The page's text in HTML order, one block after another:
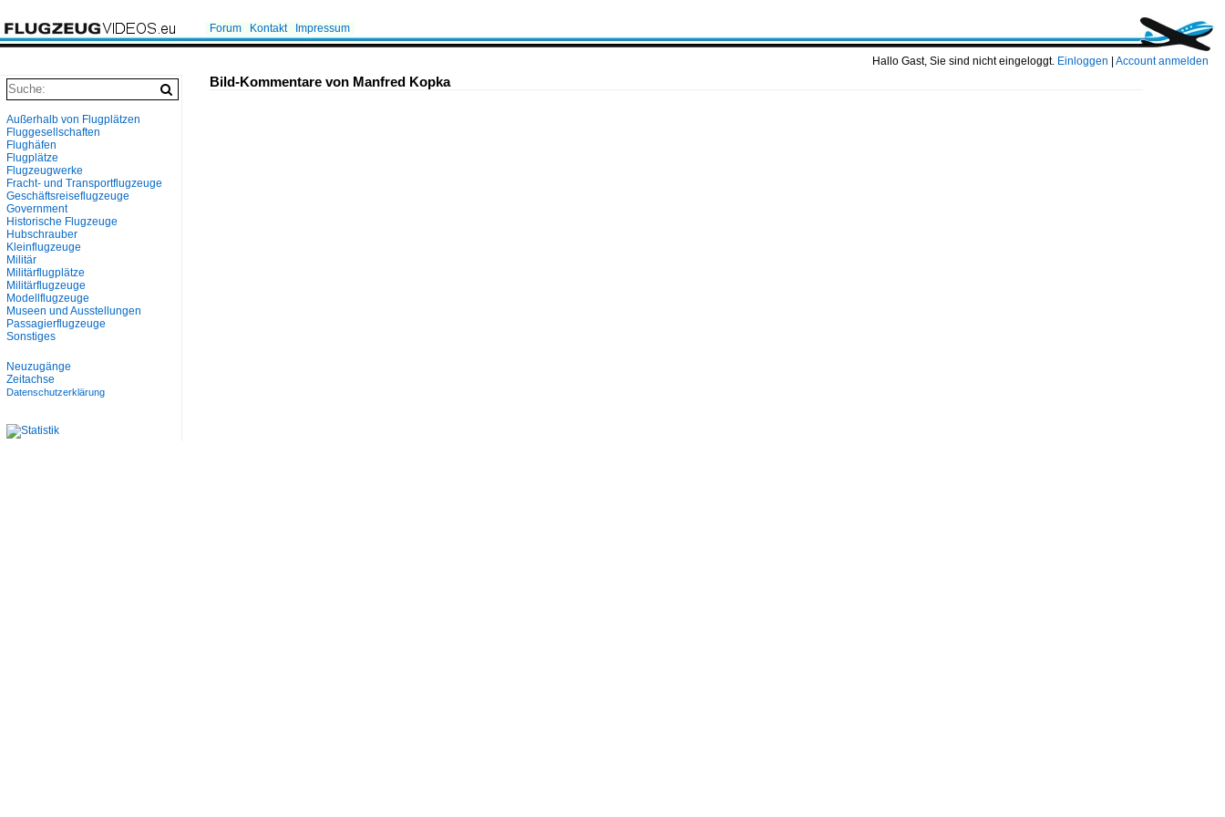
Hallo Gast, Sie sind nicht eingeloggt. Einloggen Account anmelden
Forum Kontakt Impressum
Bild-Kommentare von Manfred Kopka
Außerhalb von Flugplätzen
Fluggesellschaften
Flughäfen
Flugplätze
Flugzeugwerke
Fracht- und Transportflugzeuge
Geschäftsreiseflugzeuge
Government
Historische Flugzeuge
Hubschrauber
Kleinflugzeuge
Militär
Militärflugplätze
Militärflugzeuge
Modellflugzeuge
Museen und Ausstellungen
Passagierflugzeuge
Sonstiges
Neuzugänge
Zeitachse
Datenschutzerklärung